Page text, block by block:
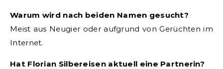
Warum wird nach beiden Namen gesucht?
Meist aus Neugier oder aufgrund von Gerüchten im
Internet.
Hat Florian Silbereisen aktuell eine Partnerin?